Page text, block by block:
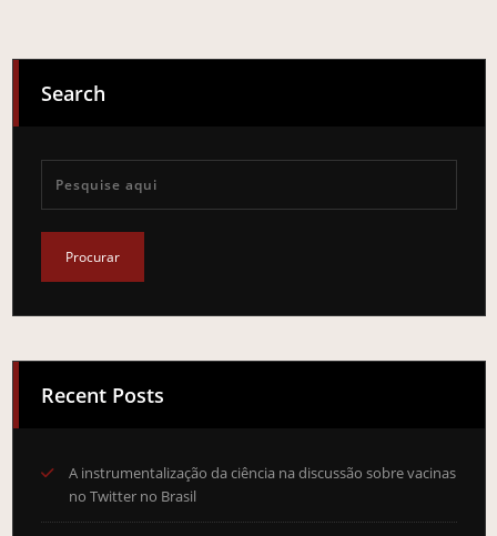
Search
Recent Posts
A instrumentalização da ciência na discussão sobre vacinas
no Twitter no Brasil